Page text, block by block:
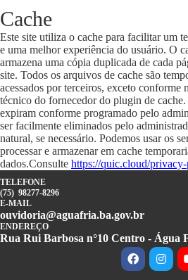
Cache
Este site utiliza o cache para facilitar um
e uma melhor experiência do usuário. O
armazena uma cópia duplicada de cada
site. Todos os arquivos de cache são
acessados por terceiros, exceto conforme
técnico do fornecedor do plugin de
expiram conforme programado pelo
ser facilmente eliminados pelo
natural, se necessário. Podemos usar os
processar e armazenar em cache
dados.Consulte https://quic.cloud/
TELEFONE
(75) 98277-8296
E-MAIL
ouvidoria@aguafria.ba.gov.br
ENDEREÇO
Rua Rui Barbosa n°10 Centro - Água